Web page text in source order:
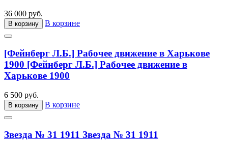
36 000 руб.
В корзину В корзине
[Фейнберг Л.Б.] Рабочее движение в Харькове
1900 [Фейнберг Л.Б.] Рабочее движение в
Харькове 1900
6 500 руб.
В корзину В корзине
Звезда № 31 1911 Звезда № 31 1911